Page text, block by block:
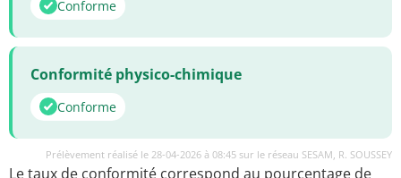
Conforme
Conformité physico-chimique
Conforme
Prélèvement réalisé le 28-04-2026 à 08:45 sur le réseau SESAM, R. SOUSSEY
Le taux de conformité correspond au pourcentage de